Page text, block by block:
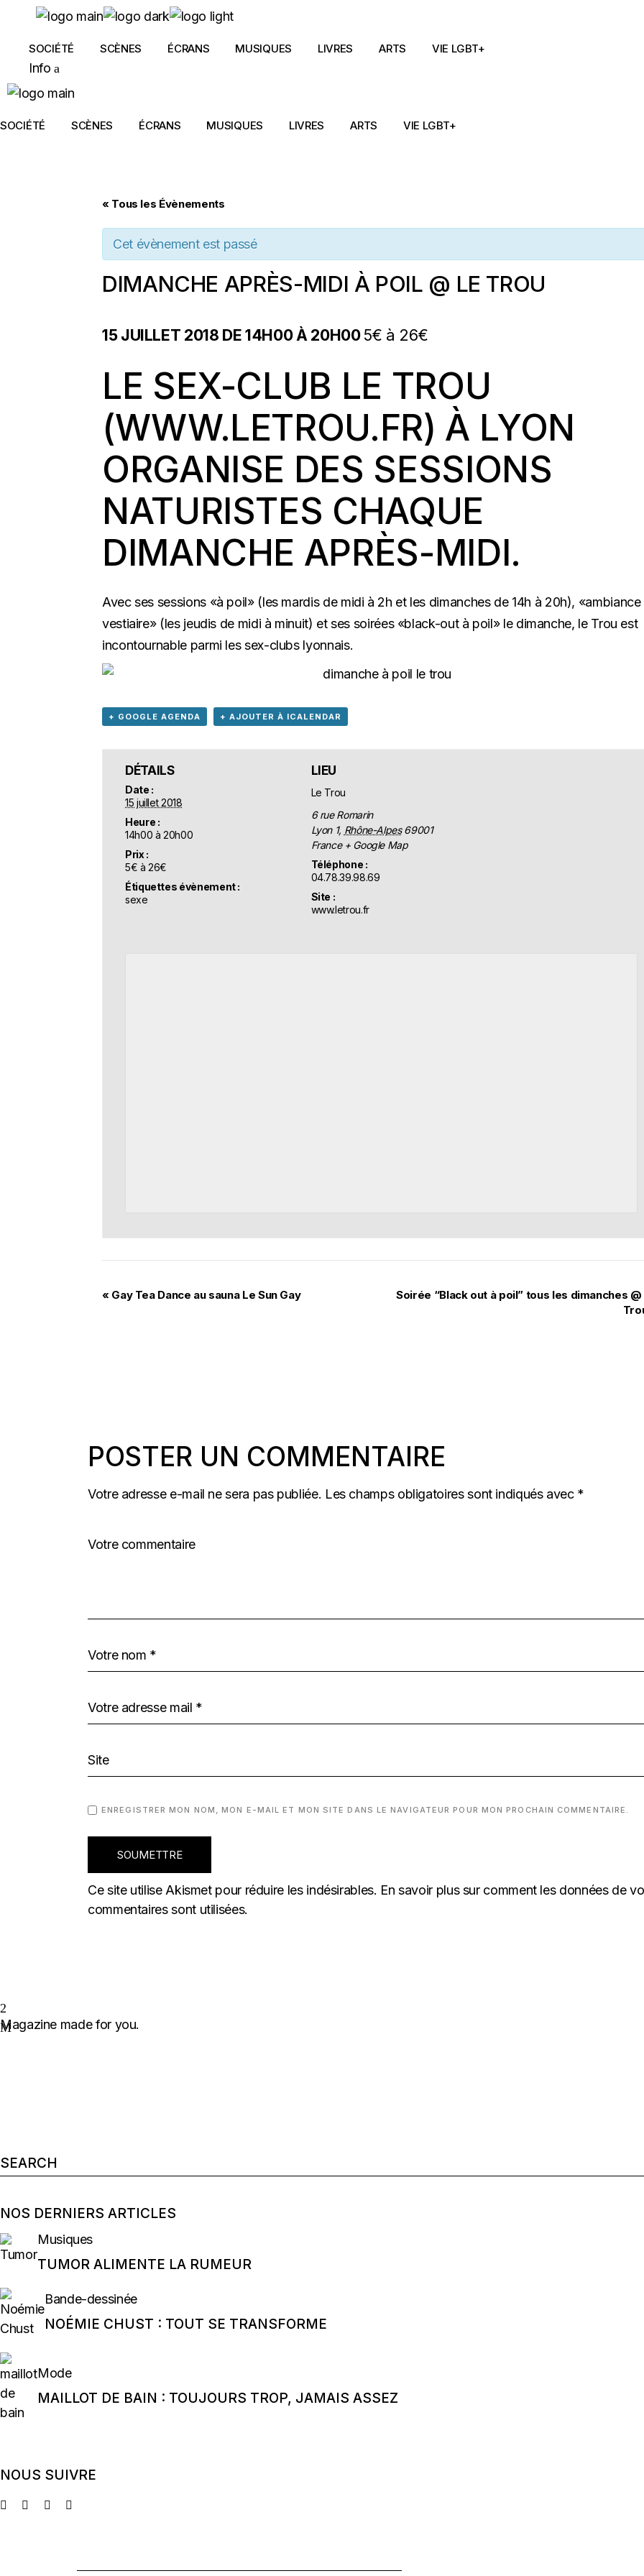
contentSOCIÉTÉ SCÈNES ÉCRANS MUSIQUES LIVRES ARTS VIE LGBT+
Info
SOCIÉTÉ SCÈNES ÉCRANS MUSIQUES LIVRES ARTS VIE LGBT+
« Tous les Évènements
Cet évènement est passé
DIMANCHE APRÈS-MIDI À POIL @ LE TROU
15 JUILLET 2018 DE 14H00À 20H00 5€ à 26€
LE SEX-CLUB LE TROU
(WWW.LETROU.FR) À LYON
ORGANISE DES SESSIONS
NATURISTES CHAQUE
DIMANCHE APRÈS-MIDI.
Avec ses sessions «à poil» (les mardis de midi à 2h et les dimanches de 14h à 20h), «ambiance
vestiaire» (les jeudis de midi à minuit) et ses soirées «black-out à poil» le dimanche, le Trou est
incontournable parmi les sex-clubs lyonnais.
+ GOOGLE AGENDA + AJOUTER À ICALENDAR
DÉTAILS
Date :
15 juillet 2018
Heure :
14h00 à 20h00
Prix :
5€ à 26€
Étiquettes évènement :
sexe
LIEU
Le Trou
6 rue Romarin
Lyon 1, Rhône-Alpes 69001
France + Google Map
Téléphone :
04.78.39.98.69
Site :
www.letrou.fr
« Gay Tea Dance au sauna Le Sun Gay
Soirée “Black out à poil” tous les dimanches @
POSTER UN COMMENTAIRE
Votre adresse e-mail ne sera pas publiée. Les champs obligatoires sont indiqués avec *
ENREGISTRER MON NOM, MON E-MAIL ET MON SITE DANS LE NAVIGATEUR POUR MON PROCHAIN COMMENTAIRE.
SOUMETTRE
Ce site utilise Akismet pour réduire les indésirables. En savoir plus sur comment les données de
commentaires sont utilisées.
Magazine made for you.
Search
for:
NOS DERNIERS ARTICLES
Musiques
TUMOR ALIMENTE LA RUMEUR
Bande-dessinée
NOÉMIE CHUST : TOUT SE TRANSFORME
Mode
MAILLOT DE BAIN : TOUJOURS TROP, JAMAIS ASSEZ
NOUS SUIVRE